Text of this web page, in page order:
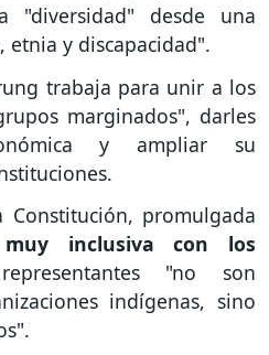
desde una
etnia y discapacidad".
trabaja para unir a los
marginados", darles
y ampliar su
promulgada
inclusiva con los
"no son
indígenas, sino